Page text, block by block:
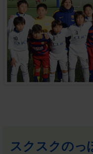
スクスクのっ